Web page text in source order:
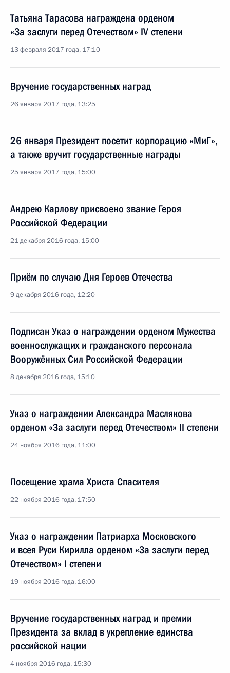
Татьяна Тарасова награждена орденом
«За заслуги перед Отечеством» IV степени
13 февраля 2017 года, 17:10
Вручение государственных наград
26 января 2017 года, 13:25
26 января Президент посетит корпорацию «МиГ»,
а также вручит государственные награды
25 января 2017 года, 15:00
Андрею Карлову присвоено звание Героя
Российской Федерации
21 декабря 2016 года, 15:00
Приём по случаю Дня Героев Отечества
9 декабря 2016 года, 12:20
Подписан Указ о награждении орденом Мужества
военнослужащих и гражданского персонала
Вооружённых Сил Российской Федерации
8 декабря 2016 года, 15:10
Указ о награждении Александра Маслякова
орденом «За заслуги перед Отечеством» II степени
24 ноября 2016 года, 11:00
Посещение храма Христа Спасителя
22 ноября 2016 года, 17:50
Указ о награждении Патриарха Московского
и всея Руси Кирилла орденом «За заслуги перед
Отечеством» I степени
19 ноября 2016 года, 16:00
Вручение государственных наград и премии
Президента за вклад в укрепление единства
российской нации
4 ноября 2016 года, 15:30